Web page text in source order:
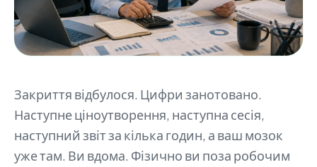
Закриття відбулося. Цифри занотовано.
Наступне ціноутворення, наступна сесія,
наступний звіт за кілька годин, а ваш мозок
уже там. Ви вдома. Фізично ви поза робочим